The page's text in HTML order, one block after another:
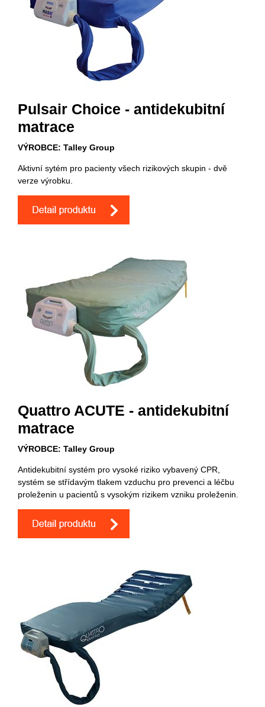
Pulsair Choice - antidekubitní
matrace
VÝROBCE: Talley Group
Aktivní sytém pro pacienty všech rizikových skupin - dvě
verze výrobku.
Quattro ACUTE - antidekubitní
matrace
VÝROBCE: Talley Group
Antidekubitní systém pro vysoké riziko vybavený CPR,
systém se střídavým tlakem vzduchu pro prevenci a léčbu
proleženin u pacientů s vysokým rizikem vzniku proleženin.